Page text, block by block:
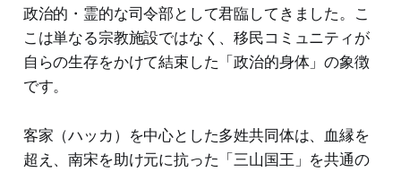
政治的・霊的な司令部として君臨してきました。こ
こは単なる宗教施設ではなく、移民コミュニティが
自らの生存をかけて結束した「政治的身体」の象徴
です。
客家（ハッカ）を中心とした多姓共同体は、血縁を
超え、南宋を助け元に抗った「三山国王」を共通の